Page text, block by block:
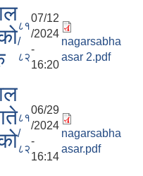
८१
/
८२
07/12
/2024
-
16:20
nagarsabha
asar 2.pdf
८१
/
८२
06/29
/2024
-
16:14
nagarsabha
asar.pdf